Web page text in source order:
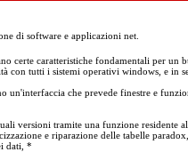
di software e applicazioni net.
certe caratteristiche fondamentali per un
con tutti i sistemi operativi windows, e in
un'interfaccia che prevede finestre e
versioni tramite una funzione residente
e riparazione delle tabelle
dati, *